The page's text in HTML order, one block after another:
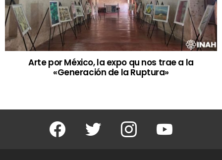
Arte por México, la expo qu nos trae a la
«Generación de la Ruptura»
Facebook Twitter Instagram